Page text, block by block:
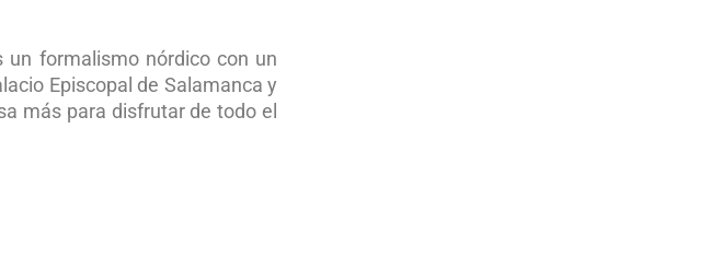
un formalismo nórdico con un
Episcopal de Salamanca y
más para disfrutar de todo el